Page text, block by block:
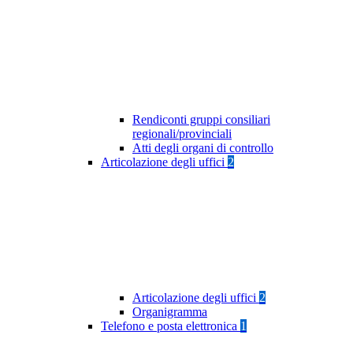
Rendiconti gruppi consiliari
regionali/provinciali
Atti degli organi di controllo
Articolazione degli uffici 2
Articolazione degli uffici 2
Organigramma
Telefono e posta elettronica 1